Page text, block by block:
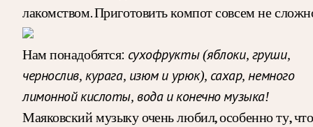
лакомством. Приготовить компот совсем не
Нам понадобятся: сухофрукты (яблоки, груши,
чернослив, курага, изюм и урюк), сахар, немного
лимонной кислоты, вода и конечно музыка!
Маяковский музыку очень любил, особенно ту, что